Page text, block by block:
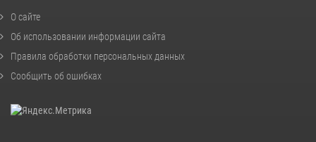
О сайте
Об использовании информации сайта
Правила обработки персональных данных
Сообщить об ошибках